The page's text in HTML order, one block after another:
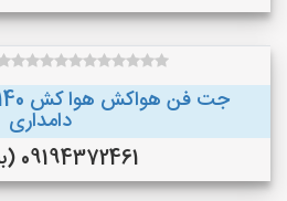
دامداری
09194372461 (بیرجند )